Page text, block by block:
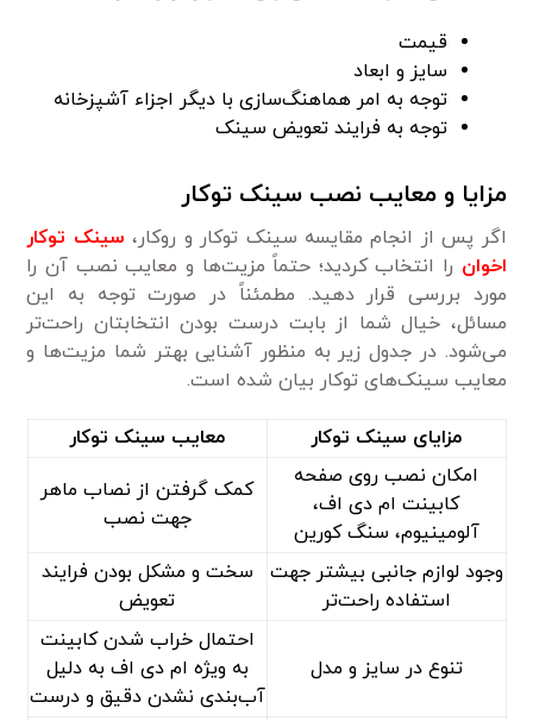
قیمت
سایز و ابعاد
توجه به امر هماهنگ‌سازی با دیگر اجزاء آشپزخانه
توجه به فرایند تعویض سینک
مزایا و معایب نصب سینک توکار
اگر پس از انجام مقایسه سینک توکار و روکار، سینک توکار
اخوان را انتخاب کردید؛ حتماً مزیت‌ها و معایب نصب آن را
مورد بررسی قرار دهید. مطمئناً در صورت توجه به این
مسائل، خیال شما از بابت درست بودن انتخابتان راحت‌تر
می‌شود. در جدول زیر به منظور آشنایی بهتر شما مزیت‌ها و
معایب سینک‌های توکار بیان شده است.
مزایای سینک توکار
معایب سینک توکار
امکان نصب روی صفحه
کابینت ام دی اف،
آلومینیوم، سنگ کورین
کمک گرفتن از نصاب ماهر
جهت نصب
وجود لوازم جانبی بیشتر جهت
استفاده راحت‌تر
سخت و مشکل بودن فرایند
تعویض
تنوع در سایز و مدل
احتمال خراب شدن کابینت
به ویژه ام دی اف به دلیل
آب‌بندی نشدن دقیق و درست